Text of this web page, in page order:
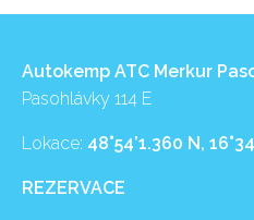
Autokemp ATC Merkur
Pasohlávky 114 E
Lokace: 48°54’1.360 N,
REZERVACE